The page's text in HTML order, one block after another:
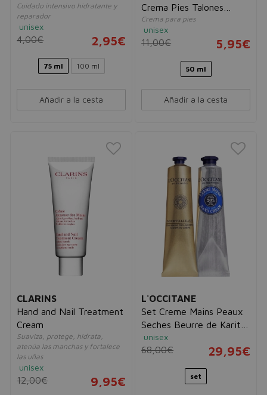
Cuidado intensivo hidratante y
reparador
unisex
4,00€ 2,95€
75 ml 100 ml
Añadir a la cesta
Crema Pies Talones
Agrietados
Crema para pies
unisex
11,00€ 5,95€
50 ml
Añadir a la cesta
CLARINS
Hand and Nail Treatment
Cream
Suaviza, protege, hidrata,
atenúa las manchas y fortalece
las uñas
unisex
12,00€ 9,95€
L'OCCITANE
Set Creme Mains Peaux
Seches Beurre de Karite
75ml + Shea Immortelle
75ml
unisex
68,00€ 29,95€
set